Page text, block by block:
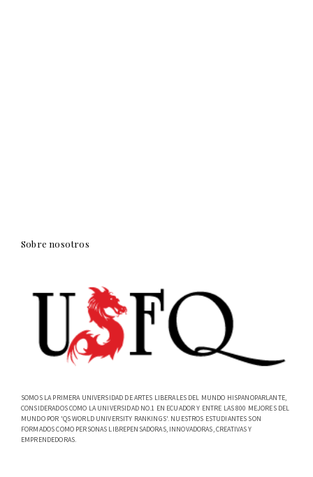
Sobre nosotros
SOMOS LA PRIMERA UNIVERSIDAD DE ARTES LIBERALES DEL MUNDO HISPANOPARLANTE,
CONSIDERADOS COMO LA UNIVERSIDAD NO.1 EN ECUADOR Y ENTRE LAS 800 MEJORES DEL
MUNDO POR 'QS WORLD UNIVERSITY RANKINGS'. NUESTROS ESTUDIANTES SON
FORMADOS COMO PERSONAS LIBREPENSADORAS, INNOVADORAS, CREATIVAS Y
EMPRENDEDORAS.